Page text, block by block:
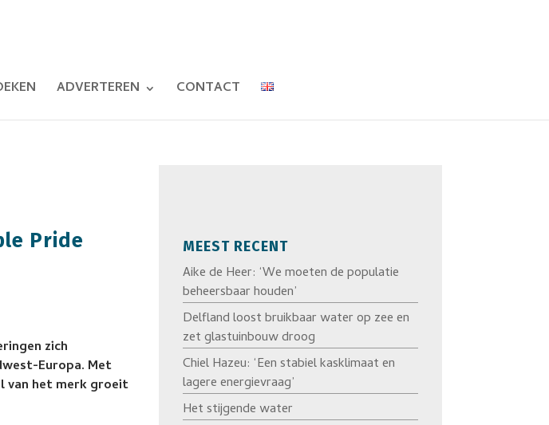
ADVERTEREN CONTACT
Pride
zich
Europa. Met
van het merk groeit
MEEST RECENT
Aike de Heer: ‘We moeten de populatie
beheersbaar houden’
Delfland loost bruikbaar water op zee en
zet glastuinbouw droog
Chiel Hazeu: ‘Een stabiel kasklimaat en
lagere energievraag’
Het stijgende water